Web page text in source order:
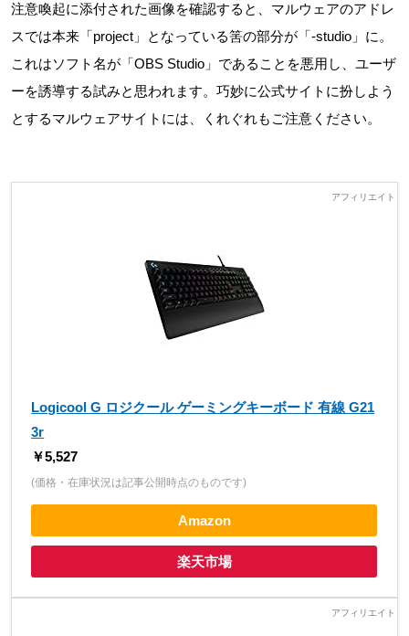
注意喚起に添付された画像を確認すると、マルウェアのアドレ
スでは本来「project」となっている筈の部分が「-studio」に。
これはソフト名が「OBS Studio」であることを悪用し、ユーザ
ーを誘導する試みと思われます。巧妙に公式サイトに扮しよう
とするマルウェアサイトには、くれぐれもご注意ください。
Logicool G ロジクール ゲーミングキーボード 有線 G21
3r
￥5,527
(価格・在庫状況は記事公開時点のものです)
Amazon
楽天市場